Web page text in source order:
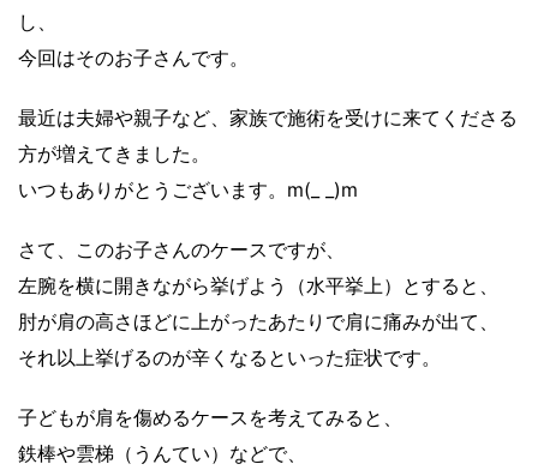
し、
今回はそのお子さんです。
最近は夫婦や親子など、家族で施術を受けに来てくださる
方が増えてきました。
いつもありがとうございます。m(_ _)m
さて、このお子さんのケースですが、
左腕を横に開きながら挙げよう（水平挙上）とすると、
肘が肩の高さほどに上がったあたりで肩に痛みが出て、
それ以上挙げるのが辛くなるといった症状です。
子どもが肩を傷めるケースを考えてみると、
鉄棒や雲梯（うんてい）などで、